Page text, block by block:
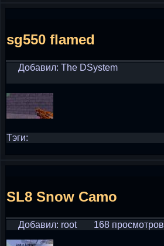
sg550 flamed
Добавил: The DSystem
Тэги:
SL8 Snow Camo
Добавил: root 168 просмотров